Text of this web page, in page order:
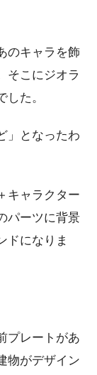
のキャラを飾
そこにジオラ
た。
」となったわ
キャラクター
パーツに背景
ドになりま
プレートがあ
物がデザイン